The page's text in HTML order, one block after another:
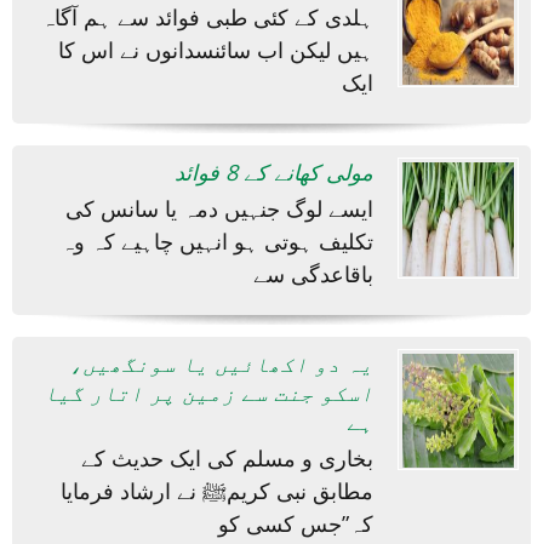
ہلدی کے کئی طبی فوائد سے ہم آگاہ
ہیں لیکن اب سائنسدانوں نے اس کا
ایک
مولی کھانے کے 8 فوائد
ایسے لوگ جنہیں دمہ یا سانس کی
تکلیف ہوتی ہو انہیں چاہیے کہ وہ
باقاعدگی سے
یہ دو اکھائیں یا سونگھیں،
اسکو جنت سے زمین پر اتار گیا
بخاری و مسلم کی ایک حدیث کے
مطابق نبی کریمﷺ نے ارشاد فرمایا
کہ”جس کسی کو